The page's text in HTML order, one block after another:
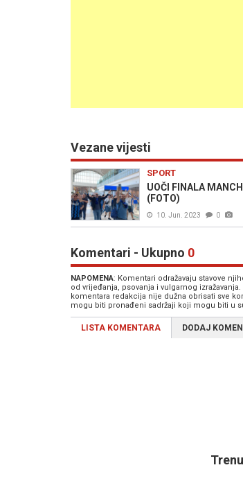
Vezane vijesti
SPORT
UOČI FINALA
(FOTO)
10. Jun. 2023 0
Komentari - Ukupno 0
NAPOMENA: Komentari odražavaju stavove
od vrijeđanja, psovanja i vulgarnog
komentara redakcija nije dužna obrisati sve
mogu biti pronađeni sadržaji koji mogu biti u
LISTA KOMENTARA DODAJ